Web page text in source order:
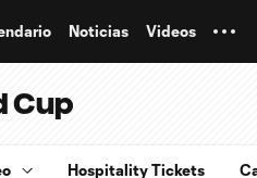
Noticias Videos
Cup
Hospitality Tickets